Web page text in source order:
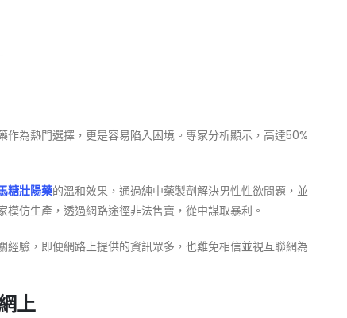
為熱門選擇，更是容易陷入困境。專家分析顯示，高達50%
糖壯陽藥的溫和效果，通過純中藥製劑解決男性性欲問題，並
仿生產，透過網路途徑非法售賣，從中謀取暴利。
驗，即便網路上提供的資訊眾多，也難免相信並視互聯網為
上